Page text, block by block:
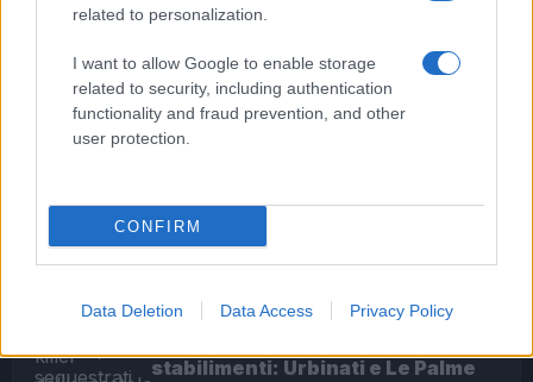
related to personalization.
I want to allow Google to enable storage
related to security, including authentication
functionality and fraud prevention, and other
user protection.
CONFIRM
Data Deletion Data Access Privacy Policy
Provenzano sull’economia: “Aiuti ai più deboli, anche
ULTIME NOTIZIE
Sette anni fa l’omicidio Diabolik, il
presunto killer dall’ergastolo
all’assoluzione: ora la parola alla
6 ore fa
stabilimenti: Urbinati e Le Palme